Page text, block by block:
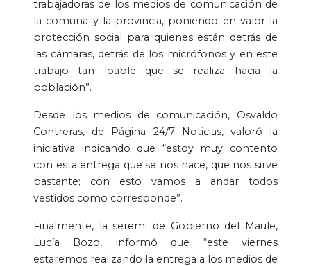
trabajadoras de los medios de comunicación de
la comuna y la provincia, poniendo en valor la
protección social para quienes están detrás de
las cámaras, detrás de los micrófonos y en este
trabajo tan loable que se realiza hacia la
población”.
Desde los medios de comunicación, Osvaldo
Contreras, de Página 24/7 Noticias, valoró la
iniciativa indicando que “estoy muy contento
con esta entrega que se nos hace, que nos sirve
bastante; con esto vamos a andar todos
vestidos como corresponde”.
Finalmente, la seremi de Gobierno del Maule,
Lucía Bozo, informó que “este viernes
estaremos realizando la entrega a los medios de